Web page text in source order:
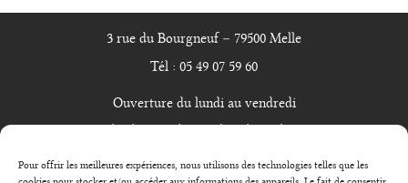
Pour offrir les meilleures expériences, nous utilisons des technologies telles que les
3 rue du Bourgneuf – 79500 Melle
Tél : 05 49 07 59 60
Ouverture du lundi au vendredi